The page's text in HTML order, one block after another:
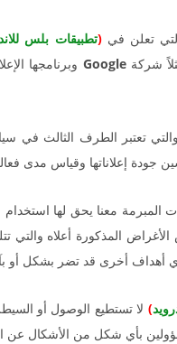
تعلن في(تطبيقات بلس
شركةGoogle وبرنامجها
تعتبر الطرف الثالث في
جودة إعلاناتها وقياس مدى
المبرمة معنا يحق لها
المذكورة أعلاه والتي
أهداف أخرى قد تضر بشكل أو
) لا تستطيع الوصول أو
بأي شكل من الأشكال عن